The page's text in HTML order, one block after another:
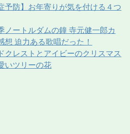
予防】お年寄りが気を付ける４つ
ノートルダムの鐘 寺元健一郎カ
想 迫力ある歌唱だった！
クレストとアイビーのクリスマス
いツリーの花